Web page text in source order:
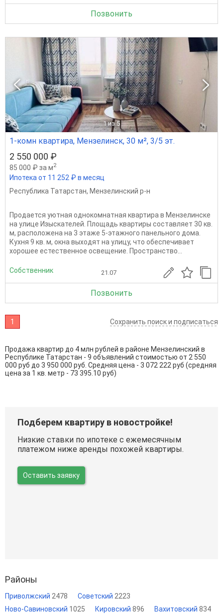
Позвонить
1 из 5
1-комн квартира, Мензелинск, 30 м², 3/5 эт.
2 550 000 ₽
85 000 ₽ за м2
Ипотека от 11 252 ₽ в месяц
Республика Татарстан, Мензелинский р-н
Продается уютная однокомнатная квартира в Мензелинске
на улице Изыскателей. Площадь квартиры составляет 30 кв.
м, расположена на 3 этаже 5-этажного панельного дома.
Кухня 9 кв. м, окна выходят на улицу, что обеспечивает
хорошее естественное освещение. Пространство...
Собственник 21.07
Позвонить
1 Сохранить поиск и подписаться
Продажа квартир до 4 млн рублей в районе Мензелинский в
Республике Татарстан - 9 объявлений стоимостью от 2 550
000 руб до 3 950 000 руб. Средняя цена - 3 072 222 руб (средняя
цена за 1 кв. метр - 73 395.10 руб)
Подберем квартиру в новостройке!
Низкие ставки по ипотеке с ежемесячным
платежом ниже аренды похожей квартиры.
Оставить заявку
Районы
Приволжский 2478 Советский 2223
Ново-Савиновский 1025 Кировский 896 Вахитовский 834